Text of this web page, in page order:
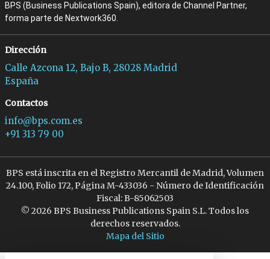
BPS (Business Publications Spain), editora de Channel Partner,
forma parte de Nextwork360.
Dirección
Calle Azcona 12, Bajo B, 28028 Madrid
España
Contactos
info@bps.com.es
+91 313 79 00
BPS está inscrita en el Registro Mercantil de Madrid, Volumen
24.100, Folio 172, Página M-433036 - Número de Identificación
Fiscal: B-85062503
© 2026 BPS Business Publications Spain S.L. Todos los
derechos reservados.
Mapa del Sitio